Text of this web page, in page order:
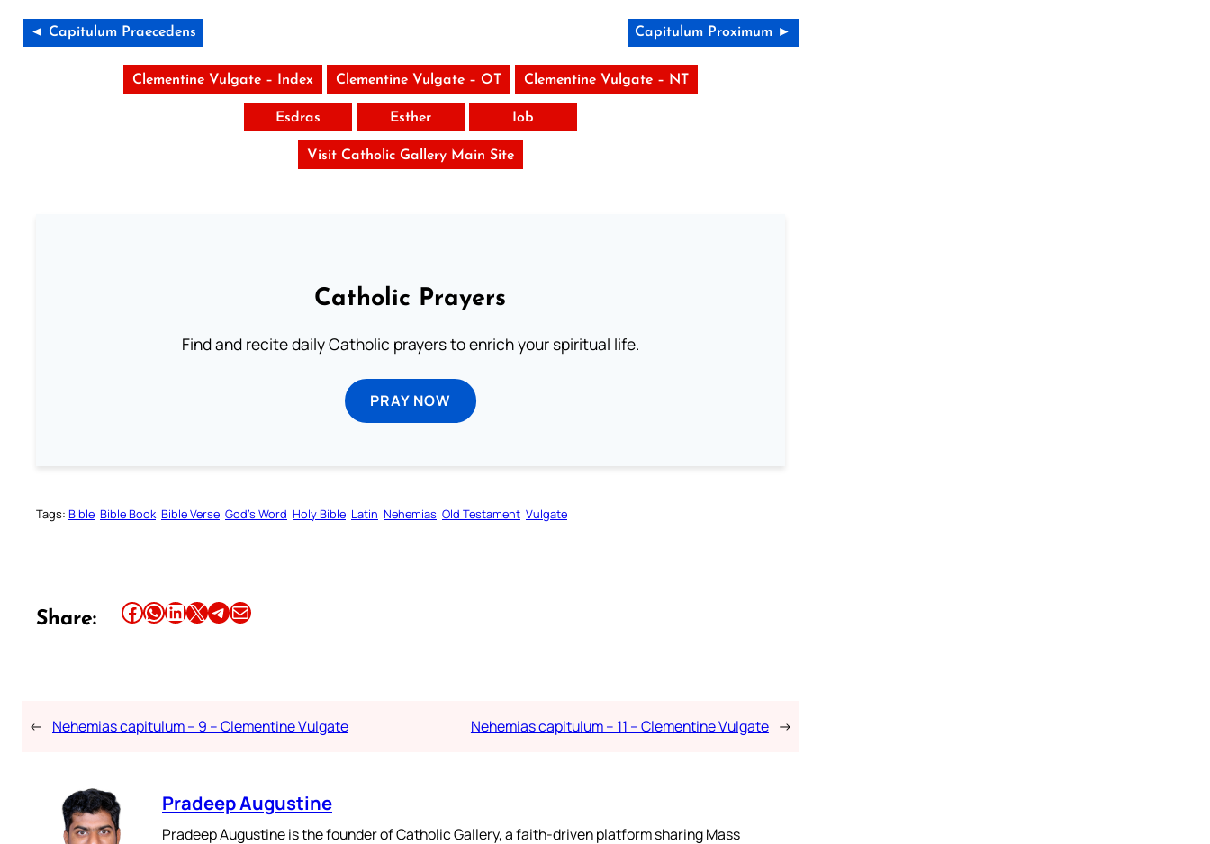
◄ Capitulum Praecedens Capitulum Proximum ►
Clementine Vulgate – Index Clementine Vulgate – OT Clementine Vulgate – NT
Esdras Esther Iob
Visit Catholic Gallery Main Site
Catholic Prayers
Find and recite daily Catholic prayers to enrich your spiritual life.
PRAY NOW
Tags: Bible Bible Book Bible Verse God’s Word Holy Bible Latin Nehemias Old Testament Vulgate
Share: Share this article on Facebook Share this article on WhatsApp Share this article on LinkedIn Share this article on X Share this article on TelegramEmail this Article
← Nehemias capitulum – 9 – Clementine Vulgate Nehemias capitulum – 11 – Clementine Vulgate →
Pradeep Augustine
Pradeep Augustine is the founder of Catholic Gallery, a faith-driven platform sharing Mass